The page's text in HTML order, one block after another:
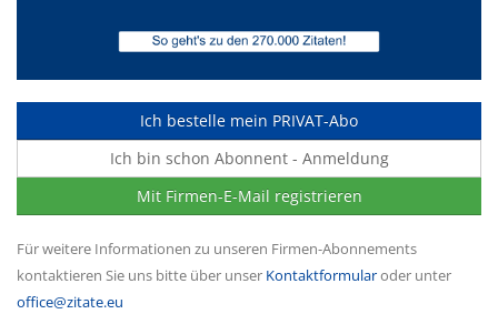
Ich bestelle mein PRIVAT-Abo
Ich bin schon Abonnent - Anmeldung
Mit Firmen-E-Mail registrieren
Für weitere Informationen zu unseren Firmen-Abonnements
kontaktieren Sie uns bitte über unser Kontaktformularoder unter
office@zitate.eu